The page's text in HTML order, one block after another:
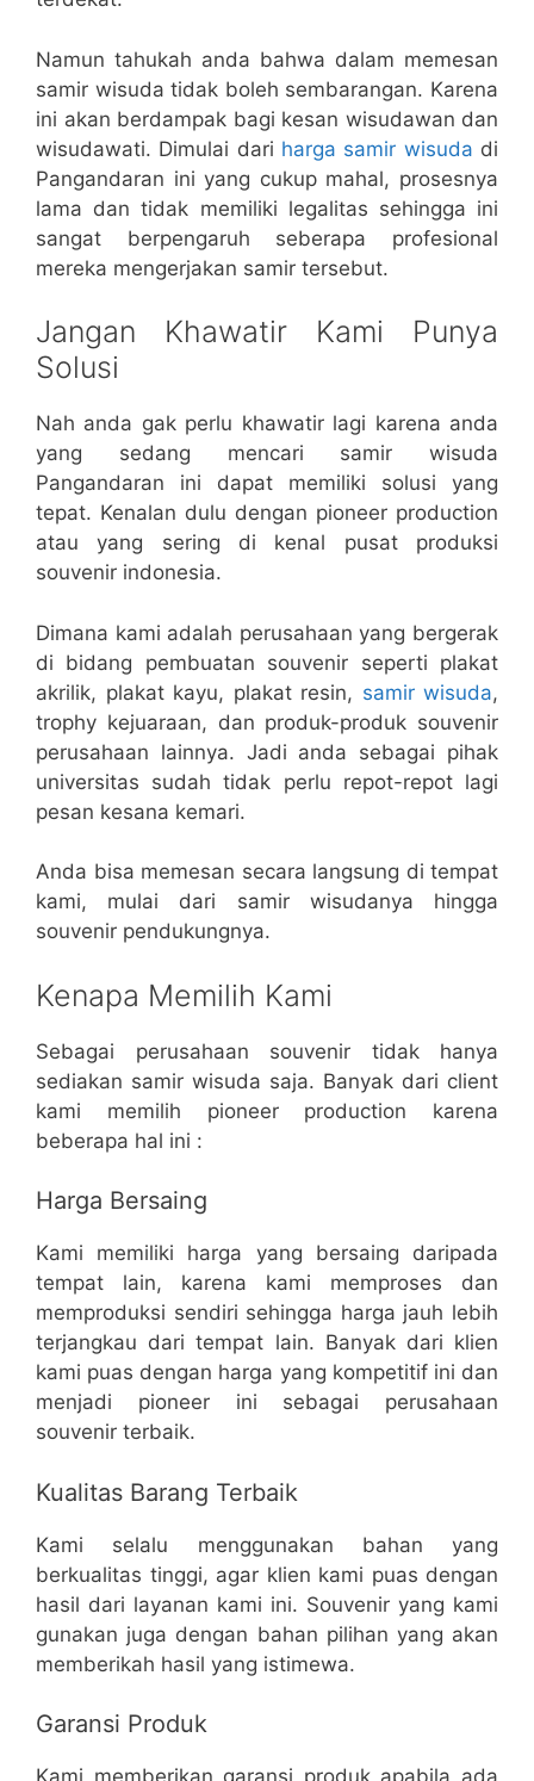
Namun tahukah anda bahwa dalam memesan
samir wisuda tidak boleh sembarangan. Karena
ini akan berdampak bagi kesan wisudawan dan
wisudawati. Dimulai dari harga samir wisuda di
Pangandaran ini yang cukup mahal, prosesnya
lama dan tidak memiliki legalitas sehingga ini
sangat berpengaruh seberapa profesional
mereka mengerjakan samir tersebut.
Jangan Khawatir Kami Punya
Solusi
Nah anda gak perlu khawatir lagi karena anda
yang sedang mencari samir wisuda
Pangandaran ini dapat memiliki solusi yang
tepat. Kenalan dulu dengan pioneer production
atau yang sering di kenal pusat produksi
souvenir indonesia.
Dimana kami adalah perusahaan yang bergerak
di bidang pembuatan souvenir seperti plakat
akrilik, plakat kayu, plakat resin, samir wisuda,
trophy kejuaraan, dan produk-produk souvenir
perusahaan lainnya. Jadi anda sebagai pihak
universitas sudah tidak perlu repot-repot lagi
pesan kesana kemari.
Anda bisa memesan secara langsung di tempat
kami, mulai dari samir wisudanya hingga
souvenir pendukungnya.
Kenapa Memilih Kami
Sebagai perusahaan souvenir tidak hanya
sediakan samir wisuda saja. Banyak dari client
kami memilih pioneer production karena
beberapa hal ini :
Harga Bersaing
Kami memiliki harga yang bersaing daripada
tempat lain, karena kami memproses dan
memproduksi sendiri sehingga harga jauh lebih
terjangkau dari tempat lain. Banyak dari klien
kami puas dengan harga yang kompetitif ini dan
menjadi pioneer ini sebagai perusahaan
souvenir terbaik.
Kualitas Barang Terbaik
Kami selalu menggunakan bahan yang
berkualitas tinggi, agar klien kami puas dengan
hasil dari layanan kami ini. Souvenir yang kami
gunakan juga dengan bahan pilihan yang akan
memberikah hasil yang istimewa.
Garansi Produk
Kami memberikan garansi produk apabila ada